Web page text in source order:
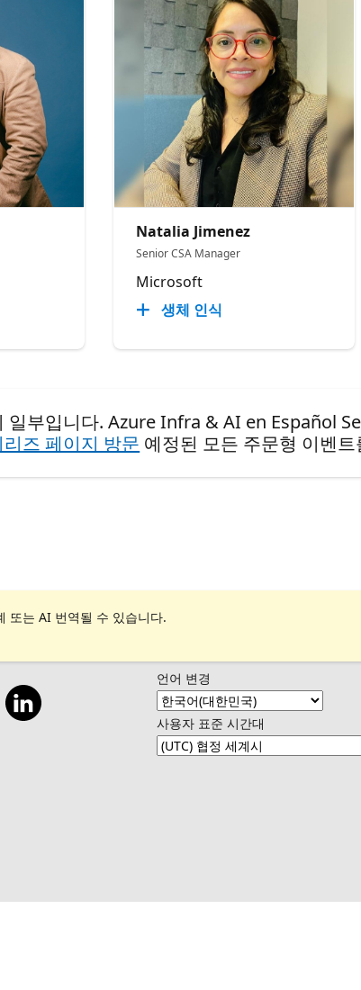
Natalia Jimenez
Senior CSA Manager
Microsoft
생체 인식
일부입니다. Azure Infra & AI en Español
리즈 페이지 방문 예정된 모든 주문형 이벤
또는 AI 번역될 수 있습니다.
언어 변경
사용자 표준 시간대